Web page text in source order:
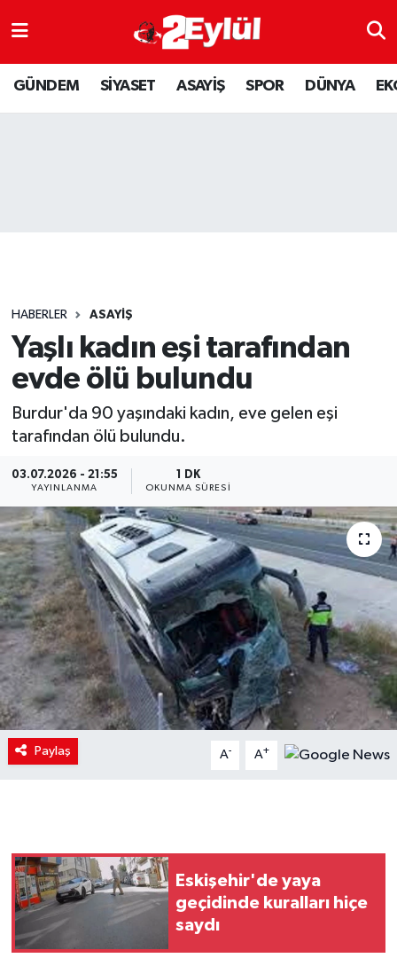
GÜNDEM SİYASET ASAYİŞ SPOR DÜNYA
HABERLER ASAYİŞ
Yaşlı kadın eşi tarafından
evde ölü bulundu
Burdur'da 90 yaşındaki kadın, eve gelen eşi
tarafından ölü bulundu.
03.07.2026 - 21:55
YAYINLANMA
1 DK
OKUNMA SÜRESI
Paylaş A- A+
Eskişehir'de yaya
geçidinde kuralları hiçe
saydı
ASAYİŞ
DÜNYA
SPOR
YAŞAM
Nöbetçi Eczaneler
Hava Durumu
Son Dakika Haberleri
Haber Arşivi